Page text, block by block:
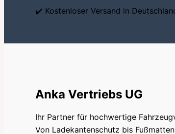
✔️ Kostenloser Versand in
Anka Vertriebs UG
Ihr Partner für hochwertige
Von Ladekantenschutz bis